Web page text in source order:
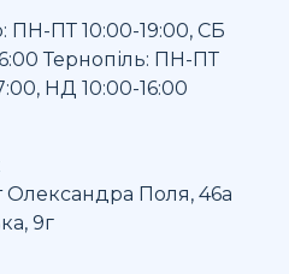
ПН-ПТ 10:00-19:00, СБ
Тернопіль: ПН-ПТ
НД 10:00-16:00
Олександра Поля, 46а
9г